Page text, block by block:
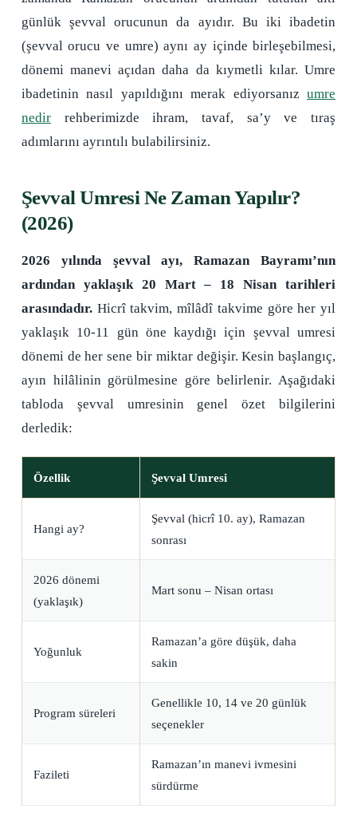
günlük şevval orucunun da ayıdır. Bu iki ibadetin
(şevval orucu ve umre) aynı ay içinde birleşebilmesi,
dönemi manevi açıdan daha da kıymetli kılar. Umre
ibadetinin nasıl yapıldığını merak ediyorsanızumre
nedirrehberimizde ihram, tavaf, sa’y ve tıraş
adımlarını ayrıntılı bulabilirsiniz.
Şevval Umresi Ne Zaman Yapılır?
(2026)
2026 yılında şevval ayı, Ramazan Bayramı’nın
ardından yaklaşık 20 Mart – 18 Nisan tarihleri
arasındadır.Hicrî takvim, mîlâdî takvime göre her yıl
yaklaşık 10-11 gün öne kaydığı için şevval umresi
dönemi de her sene bir miktar değişir. Kesin başlangıç,
ayın hilâlinin görülmesine göre belirlenir. Aşağıdaki
tabloda şevval umresinin genel özet bilgilerini
derledik:
Özellik Şevval Umresi
Hangi ay?
Şevval (hicrî 10. ay), Ramazan
sonrası
2026 dönemi
(yaklaşık)
Mart sonu – Nisan ortası
Yoğunluk
Ramazan’a göre düşük, daha
sakin
Program süreleri
Genellikle 10, 14 ve 20 günlük
seçenekler
Fazileti
Ramazan’ın manevi ivmesini
sürdürme